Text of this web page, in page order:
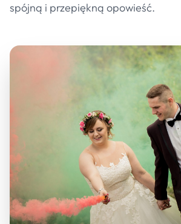
spójną i przepiękną opowieść.